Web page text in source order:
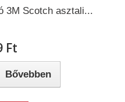
3M Scotch asztali...
Ft‎
Bővebben